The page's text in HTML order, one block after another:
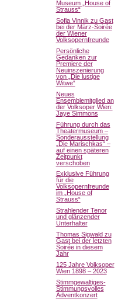
Museum „House of
Strauss“
Sofia Vinnik zu Gast
bei der März-Soirée
der Wiener
Volksopernfreunde
Persönliche
Gedanken zur
Premiere der
Neuinszenierung
von „Die lustige
Witwe“
Neues
Ensemblemitglied an
der Volksoper Wien:
Jaye Simmons
Führung durch das
Theatermuseum –
Sonderausstellung
„Die Marischkas“ –
auf einen späteren
Zeitpunkt
verschoben
Exklusive Führung
für die
Volksopernfreunde
im „House of
Strauss“
Strahlender Tenor
und glänzender
Unterhalter
Thomas Sigwald zu
Gast bei der letzten
Soirée in diesem
Jahr
125 Jahre Volksoper
Wien 1898 – 2023
Stimmgewaltiges-
Stimmungsvolles
Adventkonzert